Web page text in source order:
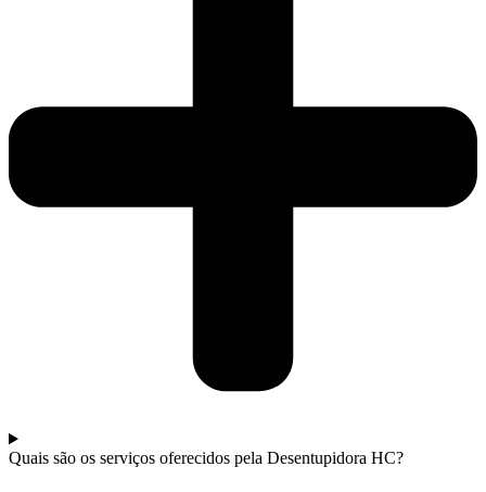
Quais são os serviços oferecidos pela Desentupidora HC?